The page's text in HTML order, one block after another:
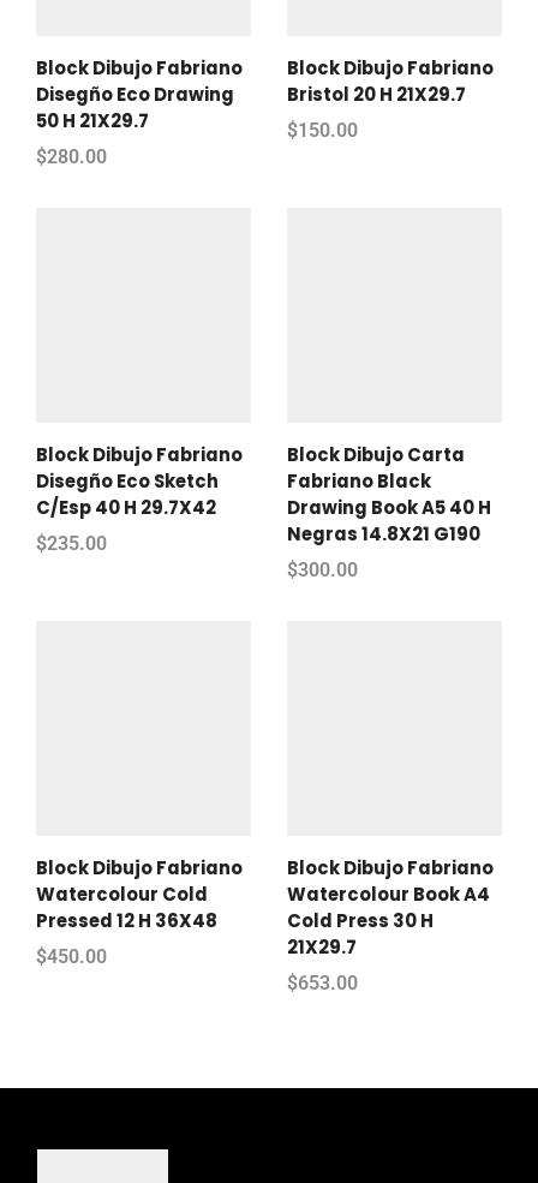
Block Dibujo Fabriano
Disegño Eco Drawing
50 H 21X29.7
$280.00
Block Dibujo Fabriano
Bristol 20 H 21X29.7
$150.00
Block Dibujo Fabriano
Disegño Eco Sketch
C/Esp 40 H 29.7X42
$235.00
Block Dibujo Carta
Fabriano Black
Drawing Book A5 40 H
Negras 14.8X21 G190
$300.00
Block Dibujo Fabriano
Watercolour Cold
Pressed 12 H 36X48
$450.00
Block Dibujo Fabriano
Watercolour Book A4
Cold Press 30 H
21X29.7
$653.00